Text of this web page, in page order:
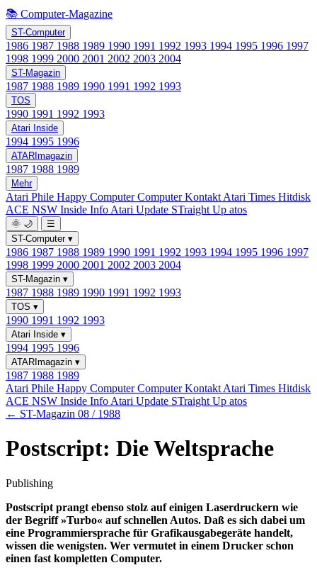
📚 Computer-Magazine
ST-Computer
1986 1987 1988 1989 1990 1991 1992 1993 1994 1995 1996 1997
1998 1999 2000 2001 2002 2003 2004
ST-Magazin
1987 1988 1989 1990 1991 1992 1993
TOS
1990 1991 1992 1993
Atari Inside
1994 1995 1996
ATARImagazin
1987 1988 1989
Mehr
Atari Phile Happy ComputerComputer Kontakt Atari Times Hitdisk
ACE NSW Inside Info Atari Update STraight Up atos
🌞 🌙
☰
ST-Computer ▾
1986 1987 1988 1989 1990 1991 1992 1993 1994 1995 1996 1997
1998 1999 2000 2001 2002 2003 2004
ST-Magazin ▾
1987 1988 1989 1990 1991 1992 1993
TOS ▾
1990 1991 1992 1993
Atari Inside ▾
1994 1995 1996
ATARImagazin ▾
1987 1988 1989
Atari Phile Happy ComputerComputer Kontakt Atari Times Hitdisk
ACE NSW Inside Info Atari Update STraight Up atos
← ST-Magazin 08 / 1988
Postscript: Die Weltsprache
Publishing
Postscript prangt ebenso stolz auf einigen Laserdruckern wie
der Begriff »Turbo« auf schnellen Autos. Daß es sich dabei um
eine Programmiersprache für Grafikausgabegeräte handelt,
wissen die wenigsten. Wer vermutet in einem Drucker schon
einen fast kompletten Computer.